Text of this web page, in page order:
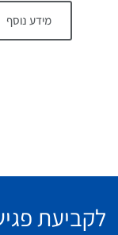
מידע נוסף
לקביעת